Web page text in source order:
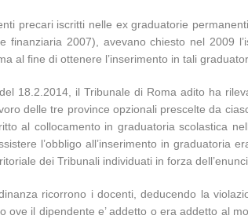
precari iscritti nelle ex graduatorie
finanziaria 2007), avevano chiesto nel 2009
al fine di ottenere l’inserimento in tali
18.2.2014, il Tribunale di Roma adito ha
delle tre province opzionali prescelte da
al collocamento in graduatoria scolastica
l’obbligo all’inserimento in graduatoria
dei Tribunali individuati in forza
ricorrono i docenti, deducendo la
ove il dipendente e’ addetto o era addetto al